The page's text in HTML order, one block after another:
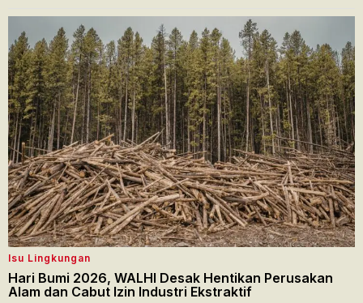
Isu Lingkungan
Hari Bumi 2026, WALHI Desak Hentikan Perusakan
Alam dan Cabut Izin Industri Ekstraktif